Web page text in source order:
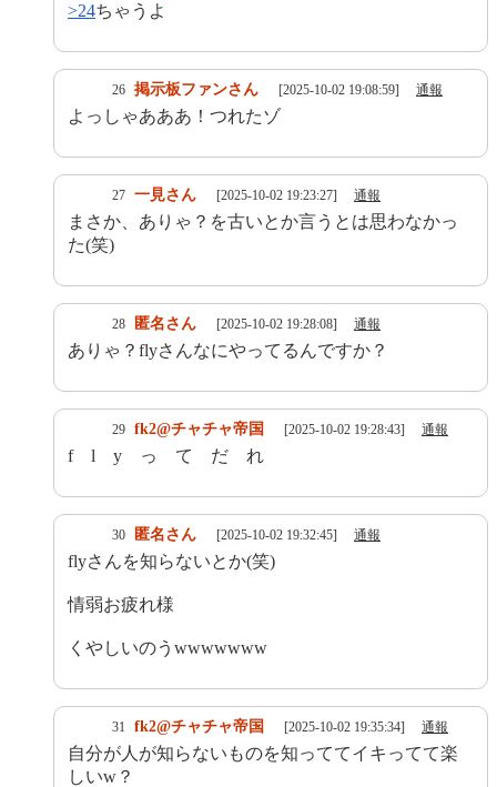
>24ちゃうよ
26 掲示板ファンさん [2025-10-02 19:08:59] 通報
よっしゃあああ！つれたゾ
27 一見さん [2025-10-02 19:23:27] 通報
まさか、ありゃ？を古いとか言うとは思わなかっ
た(笑)
28 匿名さん [2025-10-02 19:28:08] 通報
ありゃ？flyさんなにやってるんですか？
29 fk2@チャチャ帝国 [2025-10-02 19:28:43] 通報
f l y っ て だ れ
30 匿名さん [2025-10-02 19:32:45] 通報
flyさんを知らないとか(笑)
情弱お疲れ様
くやしいのうwwwwwww
31 fk2@チャチャ帝国 [2025-10-02 19:35:34] 通報
自分が人が知らないものを知っててイキってて楽
しいw？